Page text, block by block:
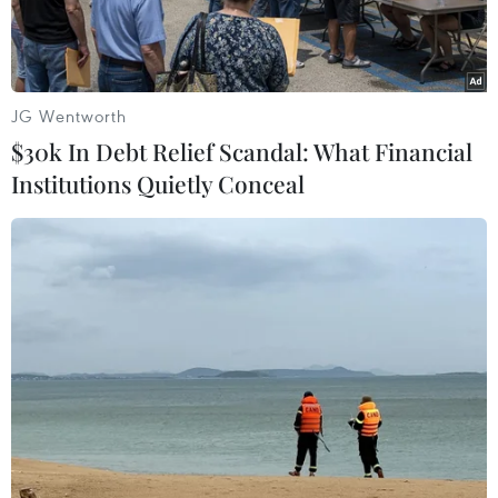
điểm đến đó.
Phong/TTXVN)
Chiều 13/6, ông Trần Hồng Minh, Bộ Trưởng Bộ
Xây dựng dẫn đầu Đoàn công tác của Bộ Xây
dựng kiểm tra thực tế, đốc thúc tiến độ thi công
JG Wentworth
$30k In Debt Relief Scandal: What Financial
Institutions Quietly Conceal